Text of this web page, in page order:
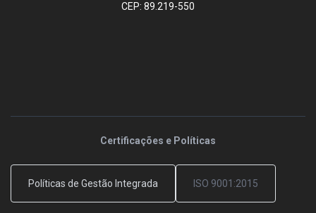
CEP: 89.219-550
Certificações e Políticas
Políticas de Gestão Integrada ISO 9001:2015